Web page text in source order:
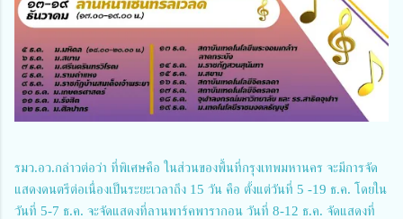
รมว.อว.กล่าวต่อว่า ที่พิเศษคือ ในส่วนของพื้นที่กรุงเทพมหานคร จะมีการจัด
แสดงดนตรีต่อเนื่องเป็นระยะเวลาถึง 15 วัน คือ ตั้งแต่วันที่ 5 -19 ธ.ค. โดยใน
วันที่ 5-7 ธ.ค. จะจัดแสดงที่ลานพาร์คพารากอน วันที่ 8-12 ธ.ค. จัดแสดงที่